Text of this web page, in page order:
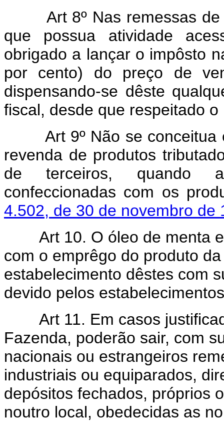
Art 8º Nas remessas
que possua atividade
obrigado a lançar o impôsto
por cento) do preço de
dispensando-se dêste
fiscal, desde que respeitado
Art 9º Não se
revenda de produtos
de terceiros, quando
confeccionadas com os
4.502, de 30 de novembro de
Art 10. O óleo de menta
com o emprêgo do produto
estabelecimento dêstes com
devido pelos
Art 11. Em casos
Fazenda, poderão sair, com
nacionais ou estrangeiros
industriais ou equiparados,
depósitos fechados, próprios
noutro local, obedecidas as